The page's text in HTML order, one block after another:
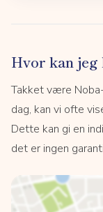
Hvor kan
Takket være
dag, kan vi ofte
Dette kan gi en
det er ingen